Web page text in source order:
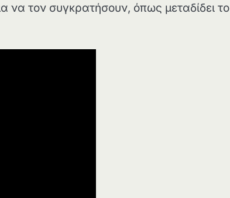
να τον συγκρατήσουν, όπως μεταδίδει το